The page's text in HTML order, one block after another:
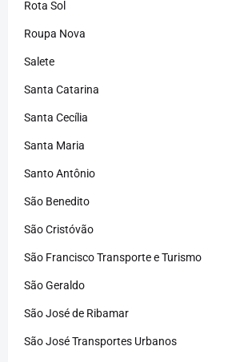
Rota Sol
Roupa Nova
Salete
Santa Catarina
Santa Cecília
Santa Maria
Santo Antônio
São Benedito
São Cristóvão
São Francisco Transporte e Turismo
São Geraldo
São José de Ribamar
São José Transportes Urbanos